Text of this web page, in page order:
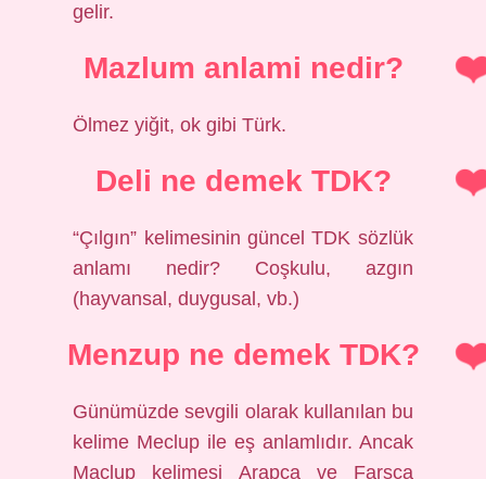
gelir.
Mazlum anlami nedir?
Ölmez yiğit, ok gibi Türk.
Deli ne demek TDK?
“Çılgın” kelimesinin güncel TDK sözlük
anlamı nedir? Coşkulu, azgın
(hayvansal, duygusal, vb.)
Menzup ne demek TDK?
Günümüzde sevgili olarak kullanılan bu
kelime Meclup ile eş anlamlıdır. Ancak
Maclup kelimesi Arapça ve Farsça